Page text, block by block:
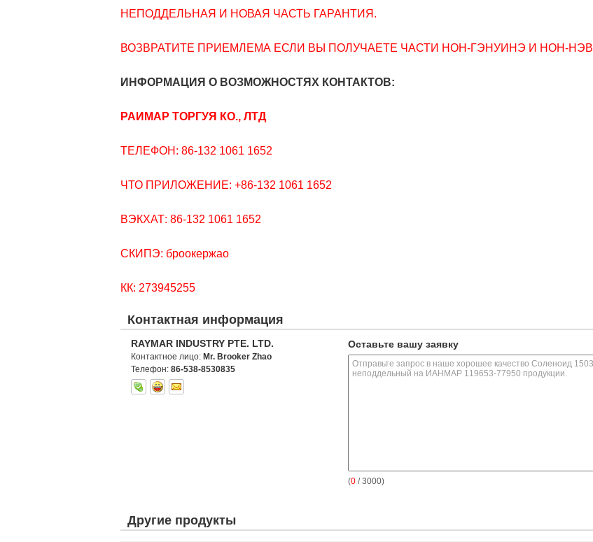
НЕПОДДЕЛЬНАЯ И НОВАЯ ЧАСТЬ ГАРАНТИЯ.
ВОЗВРАТИТЕ ПРИЕМЛЕМА ЕСЛИ ВЫ ПОЛУЧАЕТЕ ЧАСТИ НОН-ГЭНУИНЭ И НОН-НЭВ
ИНФОРМАЦИЯ О ВОЗМОЖНОСТЯХ КОНТАКТОВ:
РАИМАР ТОРГУЯ КО., ЛТД
ТЕЛЕФОН: 86-132 1061 1652
ЧТО ПРИЛОЖЕНИЕ: +86-132 1061 1652
ВЭКХАТ: 86-132 1061 1652
СКИПЭ: броокержао
КК: 273945255
Контактная информация
RAYMAR INDUSTRY PTE. LTD.
Контактное лицо: Mr. Brooker Zhao
Телефон: 86-538-8530835
Оставьте вашу заявку
(0 / 3000)
Другие продукты